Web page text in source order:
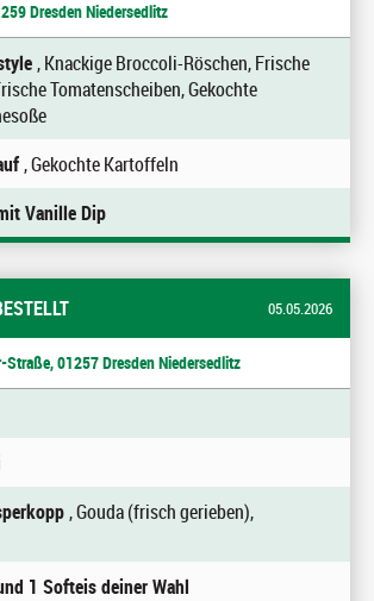
Dresden Niedersedlitz
, Knackige Broccoli-Röschen, Frische
Tomatenscheiben, Gekochte
, Gekochte Kartoffeln
Vanille Dip
05.05.2026
01257 Dresden Niedersedlitz
, Gouda (frisch gerieben),
1 Softeis deiner Wahl